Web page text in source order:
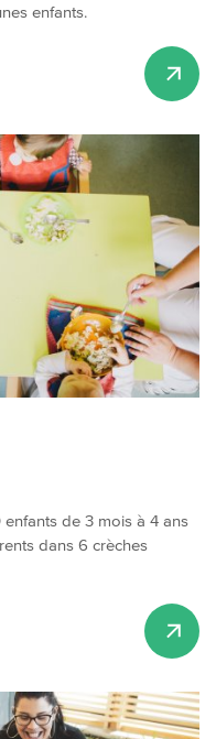
enfants.
de 3 mois à 4 ans
dans 6 crèches